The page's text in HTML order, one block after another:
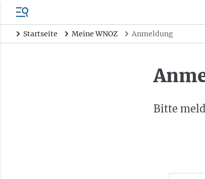
Startseite Meine WNOZ Anmeldung
Bitte